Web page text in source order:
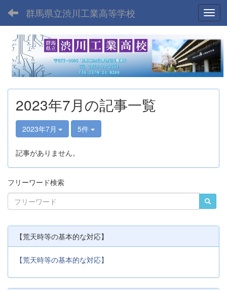
群馬県立渋川工業高等学校
2023年7月の記事一覧
2023年7月 5件
記事がありません。
フリーワード検索
【荒天時等の基本的な対応】
【荒天時等の基本的な対応】